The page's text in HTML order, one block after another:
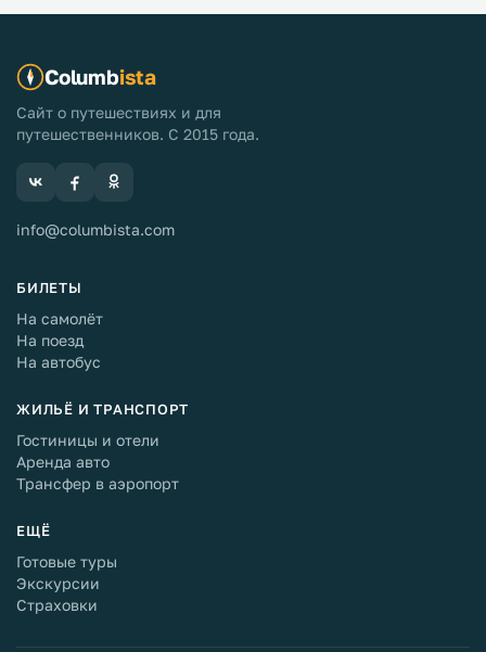
Columbista
Сайт о путешествиях и для
путешественников. С 2015 года.
info@columbista.com
БИЛЕТЫ
На самолёт
На поезд
На автобус
ЖИЛЬЁ И ТРАНСПОРТ
Гостиницы и отели
Аренда авто
Трансфер в аэропорт
ЕЩЁ
Готовые туры
Экскурсии
Страховки